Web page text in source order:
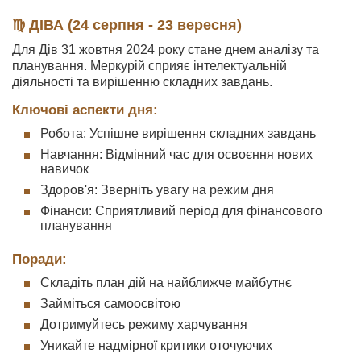
♍ ДІВА (24 серпня - 23 вересня)
Для Дів 31 жовтня 2024 року стане днем аналізу та
планування. Меркурій сприяє інтелектуальній
діяльності та вирішенню складних завдань.
Ключові аспекти дня:
Робота: Успішне вирішення складних завдань
Навчання: Відмінний час для освоєння нових
навичок
Здоров'я: Зверніть увагу на режим дня
Фінанси: Сприятливий період для фінансового
планування
Поради:
Складіть план дій на найближче майбутнє
Займіться самоосвітою
Дотримуйтесь режиму харчування
Уникайте надмірної критики оточуючих